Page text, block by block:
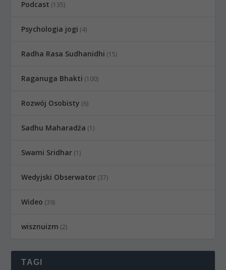
Podcast (135)
Psychologia jogi (4)
Radha Rasa Sudhanidhi (15)
Raganuga Bhakti (100)
Rozwój Osobisty (6)
Sadhu Maharadźa (1)
Swami Sridhar (1)
Wedyjski Obserwator (37)
Wideo (39)
wisznuizm (2)
TAGI